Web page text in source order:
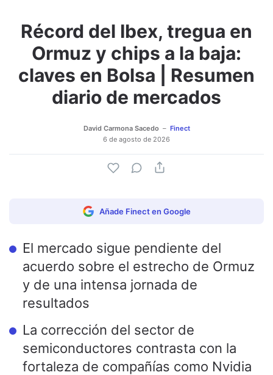
Adjuntar imagen Comentar
Récord del Ibex, tregua en
Ormuz y chips a la baja:
claves en Bolsa | Resumen
diario de mercados
David Carmona Sacedo
Finect
6 de agosto de 2026
Añade Finect en Google
El mercado sigue pendiente del
acuerdo sobre el estrecho de Ormuz
y de una intensa jornada de
resultados
La corrección del sector de
semiconductores contrasta con la
fortaleza de compañías como Nvidia